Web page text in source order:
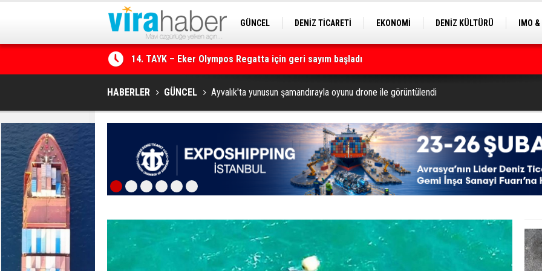
GÜNCEL DENİZ TİCARETİ EKONOMİ DENİZ KÜLTÜRÜ
IMO
14. TAYK – Eker Olympos Regatta için geri sayım başladı
HABERLER GÜNCEL Ayvalık'ta yunusun şamandırayla oyunu drone ile görüntülendi